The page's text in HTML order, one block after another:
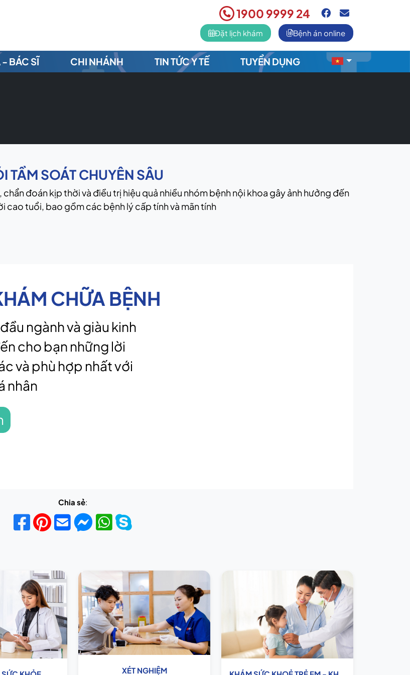
1900 9999 24
Đặt lịch khám Bệnh án online
- BÁC SĨ CHI NHÁNH TIN TỨC Y TẾ TUYỂN DỤNG
TẦM SOÁT CHUYÊN SÂU
đoán kịp thời và điều trị hiệu quả nhiều nhóm bệnh nội khoa gây ảnh hưởng đến
cao tuổi, bao gồm các bệnh lý cấp tính và mãn tính
CHỮA BỆNH
ngành và giàu kinh
cho bạn những lời
và phù hợp nhất với
nhân
Chia sẻ:
XÉT NGHIỆM